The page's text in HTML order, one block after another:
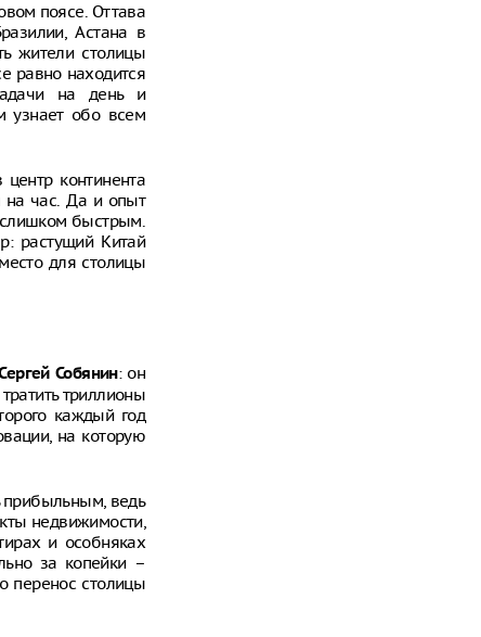
поясе. Оттава
Астана в
жители столицы
равно находится
на день и
узнает обо всем
континента
на час. Да и опыт
слишком быстрым.
растущий Китай
для столицы
Собянин: он
триллионы
каждый год
на которую
прибыльным, ведь
недвижимости,
и особняках
за копейки –
перенос столицы